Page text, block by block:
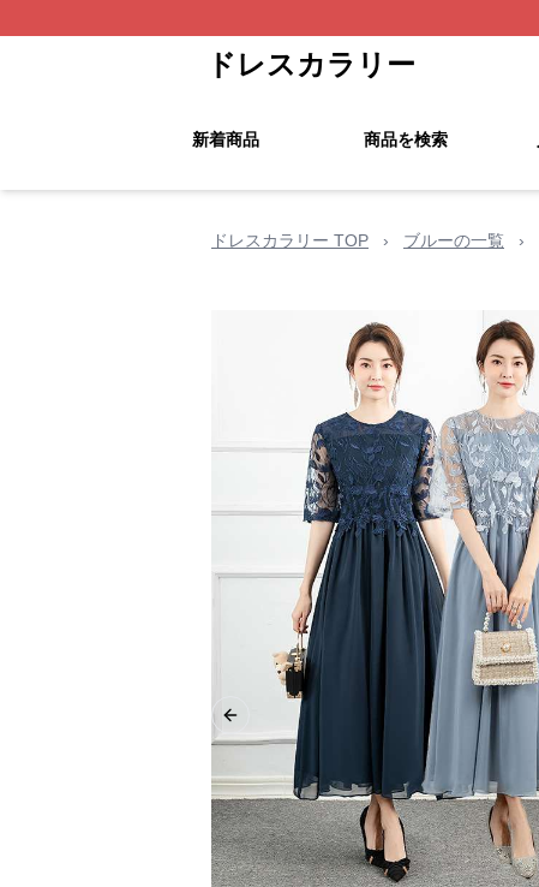
ドレスカラリー
新着商品 商品を検索
ドレスカラリー TOP › ブルーの一覧 ›
Previous slide